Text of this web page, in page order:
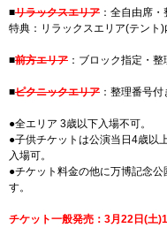
■リラックスエリア ：全自由席
特典：リラックスエリア(テント
■前方エリア ：ブロック指定・
■ピクニックエリア ：整理番号
●全エリア 3歳以下入場不可。
●子供チケットは公演当日4歳以
入場可。
●チケット料金の他に万博記念
す。
チケット一般発売：3月22日(土